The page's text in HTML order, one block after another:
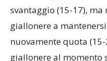
sull’ 11-15. La SAB
mette a segno tre punti
svantaggio (15-17), ma
giallonere a